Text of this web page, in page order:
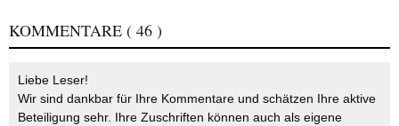
KOMMENTARE ( 46 )
Liebe Leser!
Wir sind dankbar für Ihre Kommentare und schätzen Ihre aktive
Beteiligung sehr. Ihre Zuschriften können auch als eigene